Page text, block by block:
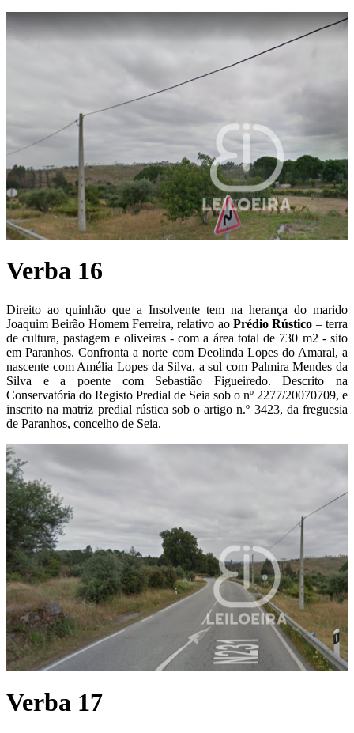
Verba 16
Direito ao quinhão que a Insolvente tem na herança do marido
Joaquim Beirão Homem Ferreira, relativo ao Prédio Rústico – terra
de cultura, pastagem e oliveiras - com a área total de 730 m2 - sito
em Paranhos. Confronta a norte com Deolinda Lopes do Amaral, a
nascente com Amélia Lopes da Silva, a sul com Palmira Mendes da
Silva e a poente com Sebastião Figueiredo. Descrito na
Conservatória do Registo Predial de Seia sob o nº 2277/20070709, e
inscrito na matriz predial rústica sob o artigo n.º 3423, da freguesia
de Paranhos, concelho de Seia.
Verba 17